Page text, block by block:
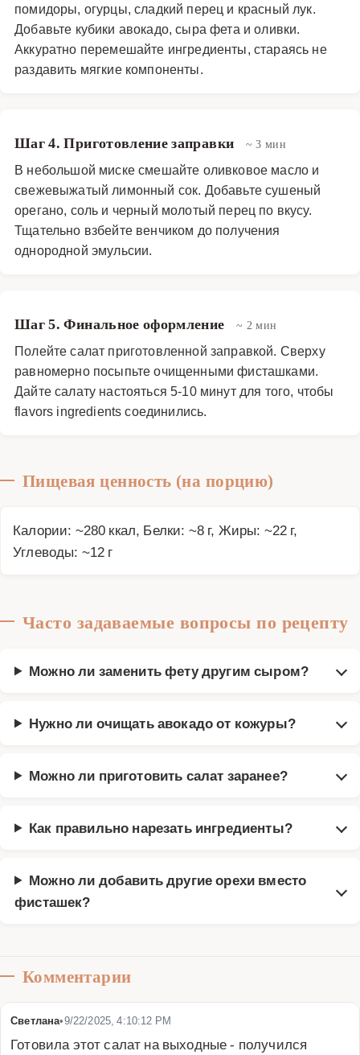
рецепт легко адаптировать под свои предпочтения -
например, добавить сладкий перец или каперсы для
более насыщенного вкуса.
Закуски и салаты· Салаты·Греческий салат
помидоры, огурцы, сладкий перец и красный лук.
Добавьте кубики авокадо, сыра фета и оливки.
Аккуратно перемешайте ингредиенты, стараясь не
раздавить мягкие компоненты.
Шаг 4. Приготовление заправки ~ 3 мин
В небольшой миске смешайте оливковое масло и
свежевыжатый лимонный сок. Добавьте сушеный
орегано, соль и черный молотый перец по вкусу.
Тщательно взбейте венчиком до получения
однородной эмульсии.
Шаг 5. Финальное оформление ~ 2 мин
Полейте салат приготовленной заправкой. Сверху
равномерно посыпьте очищенными фисташками.
Дайте салату настояться 5-10 минут для того, чтобы
flavors ingredients соединились.
Пищевая ценность (на порцию)
Калории: ~280 ккал, Белки: ~8 г, Жиры: ~22 г,
Углеводы: ~12 г
Часто задаваемые вопросы по рецепту
Можно ли заменить фету другим сыром?
Нужно ли очищать авокадо от кожуры?
Можно ли приготовить салат заранее?
Как правильно нарезать ингредиенты?
Можно ли добавить другие орехи вместо
фисташек?
Комментарии
Светлана•9/22/2025, 4:10:12 PM
Готовила этот салат на выходные - получился